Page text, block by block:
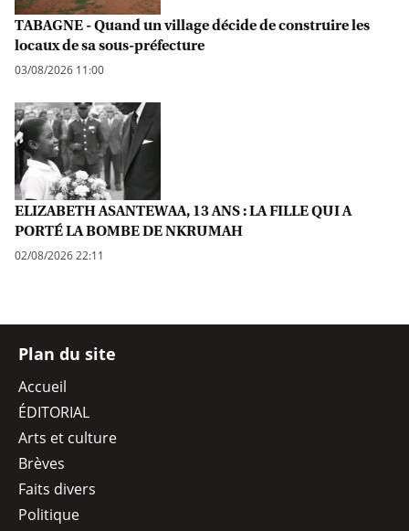
TABAGNE - Quand un village décide de construire les
locaux de sa sous-préfecture
03/08/2026 11:00
ELIZABETH ASANTEWAA, 13 ANS : LA FILLE QUI A
PORTÉ LA BOMBE DE NKRUMAH
02/08/2026 22:11
Plan du site
Accueil
ÉDITORIAL
Arts et culture
Brèves
Faits divers
Politique